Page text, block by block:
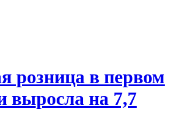
розница в первом
выросла на 7,7